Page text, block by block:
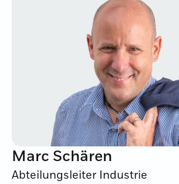
Marc Schären
Abteilungsleiter Industrie